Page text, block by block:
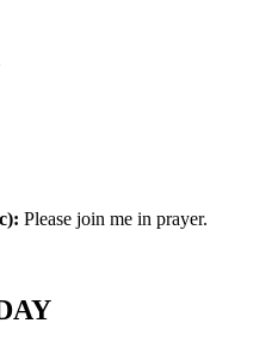
Please join me in prayer.